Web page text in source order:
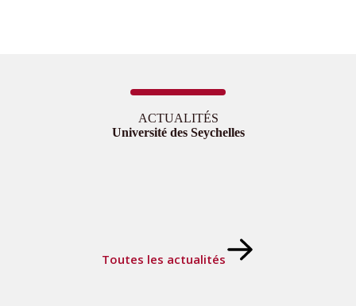
ACTUALITÉS
Université des Seychelles
Toutes les actualités